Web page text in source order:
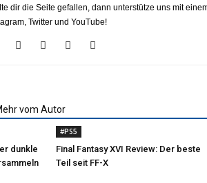
dir die Seite gefallen, dann unterstütze uns mit
Twitter und YouTube!
vom Autor
dunkle
#PS5
Final Fantasy XVI Review: Der beste
Teil seit FF-X